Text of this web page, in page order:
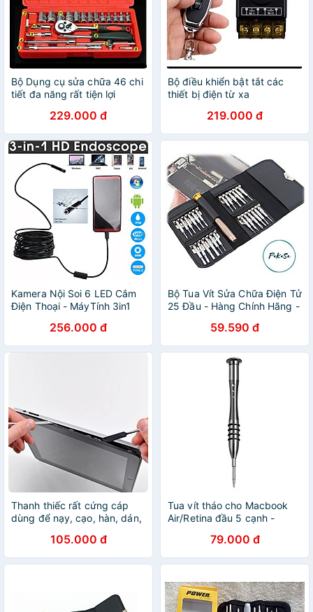
Bộ Dụng cụ sửa chữa 46 chi
tiết đa năng rất tiện lợi
229.000 đ
Bộ điều khiển bật tắt các
thiết bị điện từ xa
219.000 đ
Kamera Nội Soi 6 LED Cắm
Điện Thoại - MáyTính 3in1
Cấp Đa Năng Giá Tốt
256.000 đ
Bộ Tua Vít Sửa Chữa Điện Tử
25 Đầu - Hàng Chính Hãng -
59.590 đ
Thanh thiếc rất cứng cáp
dùng để nạy, cạo, hàn, dán,
bị điện tử - Dụng cụ sửa
chữa - Hàng chính hãng
105.000 đ
Tua vít tháo cho Macbook
Air/Retina đầu 5 cạnh -
nhập khẩu79.000 đ